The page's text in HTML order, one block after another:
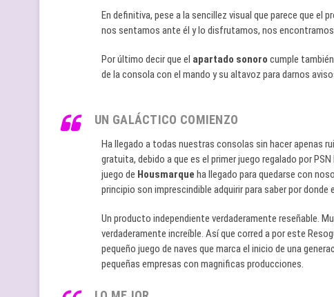
En definitiva, pese a la sencillez visual que parece que el
nos sentamos ante él y lo disfrutamos, nos
Por último decir que el apartado sonoro cumple
de la consola con el mando y su altavoz para darnos
UN GALÁCTICO COMIENZO
Ha llegado a todas nuestras consolas sin hacer apenas
gratuita, debido a que es el primer juego regalado por
juego de Housmarque ha llegado para quedarse con
principio son imprescindible adquirir para saber por
Un producto independiente verdaderamente reseñable.
verdaderamente increíble. Así que corred a por este
pequeño juego de naves que marca el inicio de una
pequeñas empresas con magnificas producciones.